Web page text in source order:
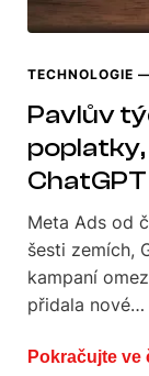
TECHNOLOGIE
Pavlův
poplatky,
Meta Ads od
šesti zemích,
kampaní
přidala nové…
Pokračujte ve